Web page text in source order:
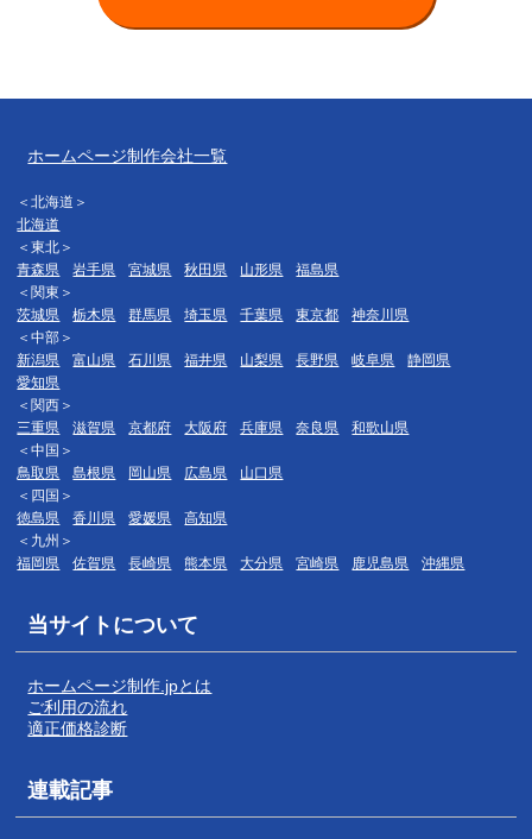
ホームページ制作会社一覧
＜北海道＞
北海道
＜東北＞
青森県
岩手県 宮城県 秋田県 山形県
福島県
＜関東＞
茨城県
栃木県 群馬県 埼玉県 千葉県 東京都
神奈川県
＜中部＞
新潟県
富山県 石川県 福井県 山梨県 長野県 岐阜県
静岡県
愛知県
＜関西＞
三重県
滋賀県 京都府 大阪府 兵庫県 奈良県
和歌山県
＜中国＞
鳥取県
島根県 岡山県 広島県
山口県
＜四国＞
徳島県
香川県 愛媛県
高知県
＜九州＞
福岡県
佐賀県 長崎県 熊本県 大分県 宮崎県 鹿児島県 沖縄県
当サイトについて
ホームページ制作.jpとは
ご利用の流れ
適正価格診断
連載記事